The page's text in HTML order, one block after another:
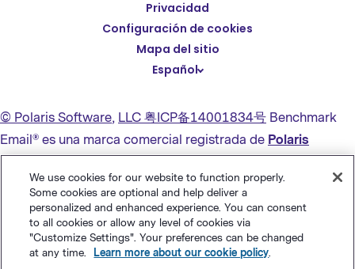
Privacidad
Configuración de cookies
Mapa del sitio
Español
Deutsch
繁體中文
简体中文
Italiano
Português (BR)
Français
© Polaris Software, LLC 粤ICP备14001834号 Benchmark
Email® es una marca comercial registrada de Polaris
We use cookies for our website to function properly.
Some cookies are optional and help deliver a
personalized and enhanced experience. You can consent
to all cookies or allow any level of cookies via
"Customize Settings". Your preferences can be changed
at any time.
Learn more about our cookie policy.